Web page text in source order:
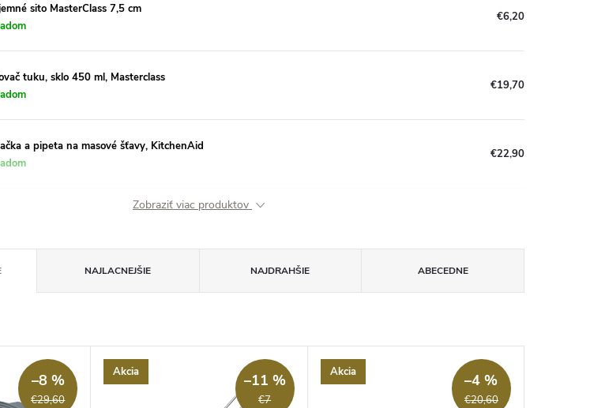
sito MasterClass 7,5 cm
€6,20
tuku, sklo 450 ml, Masterclass
€19,70
a pipeta na masové šťavy, KitchenAid
€22,90
Zobraziť viac produktov
NAJLACNEJŠIE NAJDRAHŠIE ABECEDNE
€29,60
–8 % Akcia
€7
–11 % Akcia
€20,60
–4 %